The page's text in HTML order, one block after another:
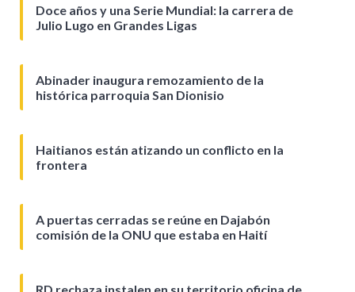
Doce años y una Serie Mundial: la carrera de
Julio Lugo en Grandes Ligas
Abinader inaugura remozamiento de la
histórica parroquia San Dionisio
Haitianos están atizando un conflicto en la
frontera
A puertas cerradas se reúne en Dajabón
comisión de la ONU que estaba en Haití